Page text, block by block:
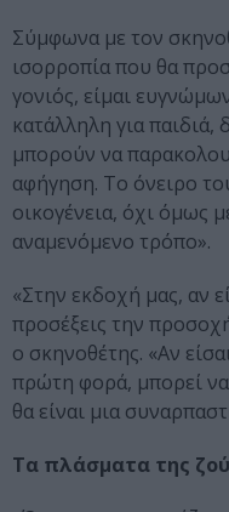
Σύμφωνα με τον
ισορροπία που θα
γονιός, είμαι
κατάλληλη για παιδιά,
μπορούν να
αφήγηση. Το όνειρο
οικογένεια, όχι όμως
αναμενόμενο τρόπο».
«Στην εκδοχή μας, αν
προσέξεις την
ο σκηνοθέτης. «Αν
πρώτη φορά, μπορεί να
θα είναι μια
Τα πλάσματα της